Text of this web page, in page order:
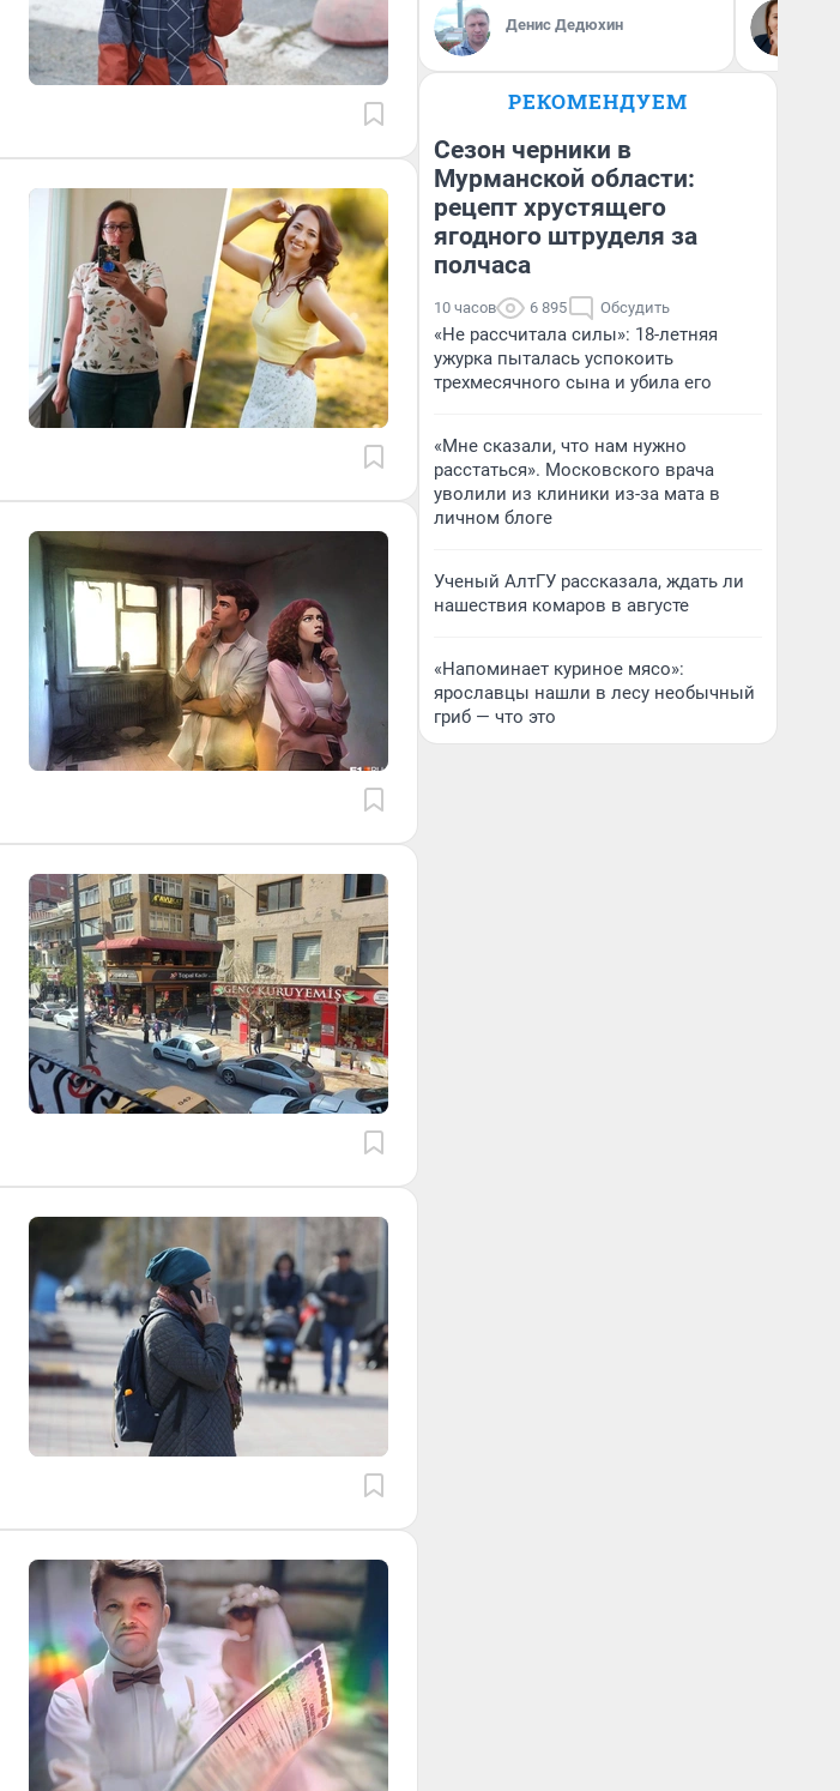
Денис Дедюхин
РЕКОМЕНДУЕМ
Сезон черники в
Мурманской области:
рецепт хрустящего
ягодного штруделя за
полчаса
10 часов 6 895 Обсудить
«Не рассчитала силы»: 18-летняя
ужурка пыталась успокоить
трехмесячного сына и убила его
«Мне сказали, что нам нужно
расстаться». Московского врача
уволили из клиники из-за мата в
личном блоге
Ученый АлтГУ рассказала, ждать ли
нашествия комаров в августе
«Напоминает куриное мясо»:
ярославцы нашли в лесу необычный
гриб — что это